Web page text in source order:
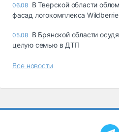
06.08 В Тверской области
фасад логокомплекса
05.08 В Брянской области
целую семью в ДТП
Все новости